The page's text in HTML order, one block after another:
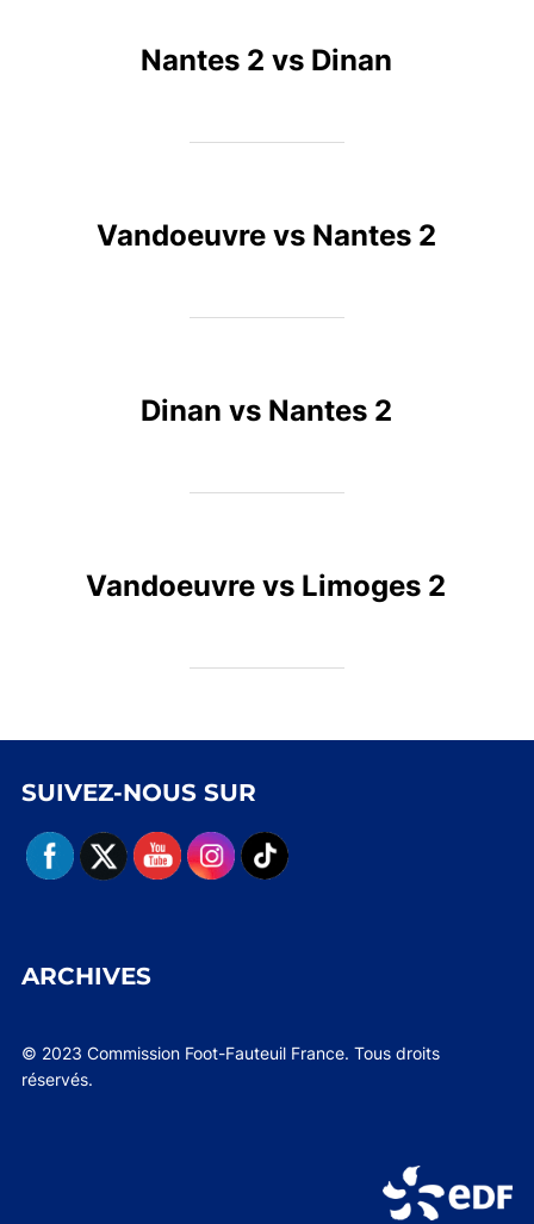
Nantes 2 vs Dinan
Vandoeuvre vs Nantes 2
Dinan vs Nantes 2
Vandoeuvre vs Limoges 2
SUIVEZ-NOUS SUR
ARCHIVES
© 2023 Commission Foot-Fauteuil France. Tous droits
réservés.